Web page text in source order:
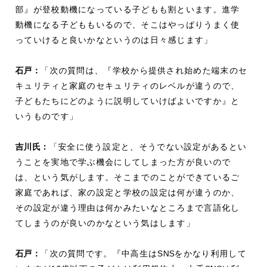
部』が登校動機になっている子どもも割といます。進学
動機になる子どももいるので、そこはやっぱりうまく使
っていけると良いかなというのは日々感じます」
石戸：
「次の質問は、『学校から提供され始めた端末のセ
キュリティと家庭のセキュリティのレベルが違うので、
子どもたちにどのように説明していけばよいですか』と
いうものです」
吉川氏：
「安全に使う設定と、そうでない設定があるとい
うことを実地で学ぶ機会にしてしまった方が良いので
は、という気がします。そこまでのことができているご
家庭であれば、家の設定と学校の設定は何が違うのか、
その設定が違う理由は何かみたいなところまで言語化し
てしまうのが良いのかなという気はします」
石戸： 「次の質問です。『中高生はSNSをかなり利用して